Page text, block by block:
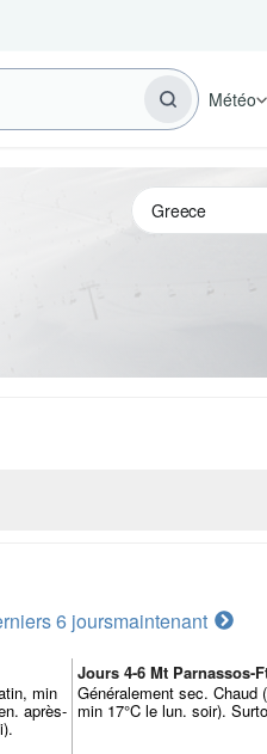
Météo
6 joursmaintenant
min
après-
Jours 4-6 Mt Parnassos-
Généralement sec. Chaud
min 17°C le lun. soir).